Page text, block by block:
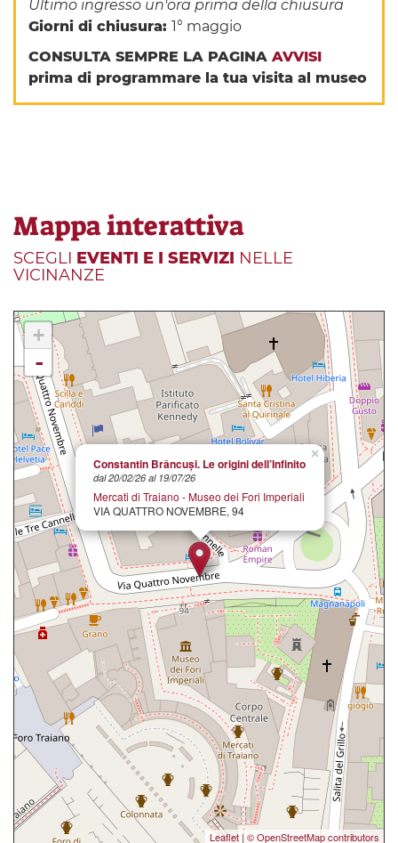
Ultimo ingresso un'ora prima della chiusura
Giorni di chiusura:1° maggio
CONSULTA SEMPRE LA PAGINAAVVISI
prima di programmare la tua visita al museo
Mappa interattiva
SCEGLI EVENTI E I SERVIZI NELLE
VICINANZE
×
Constantin Brâncuși. Le origini dell’Infinito
dal 20/02/26 al 19/07/26
Mercati di Traiano - Museo dei Fori Imperiali
VIA QUATTRO NOVEMBRE, 94
+
-
Leaflet |© OpenStreetMap contributors